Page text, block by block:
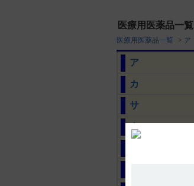
医療用医薬品一覧
医療用医薬品一覧 > ア
ア
カ
サ
タ